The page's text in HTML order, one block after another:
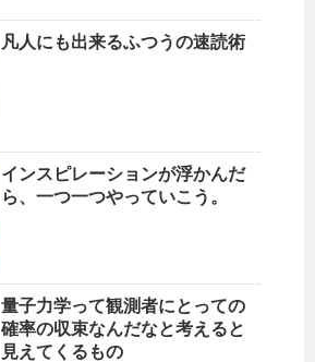
凡人にも出来るふつうの速読術
インスピレーションが浮かんだ
ら、一つ一つやっていこう。
量子力学って観測者にとっての
確率の収束なんだなと考えると
見えてくるもの